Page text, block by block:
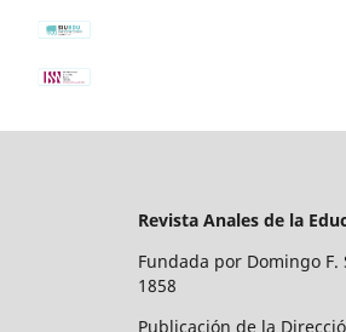
Revista Anales de la
Fundada por Domingo F.
1858
Publicación de la